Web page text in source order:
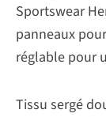
Sportswear
panneaux
réglable pour
Tissu sergé